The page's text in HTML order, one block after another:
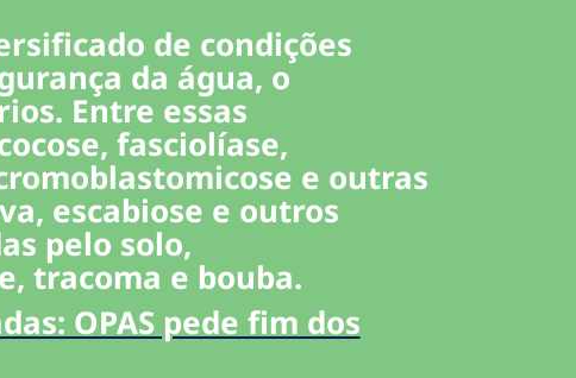
de condições
da água, o
Entre essas
fasciolíase,
e outras
escabiose e outros
pelo solo,
tracoma e bouba.
OPAS pede fim dos